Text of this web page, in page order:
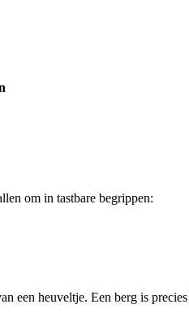
om in tastbare begrippen:
een heuveltje. Een berg is